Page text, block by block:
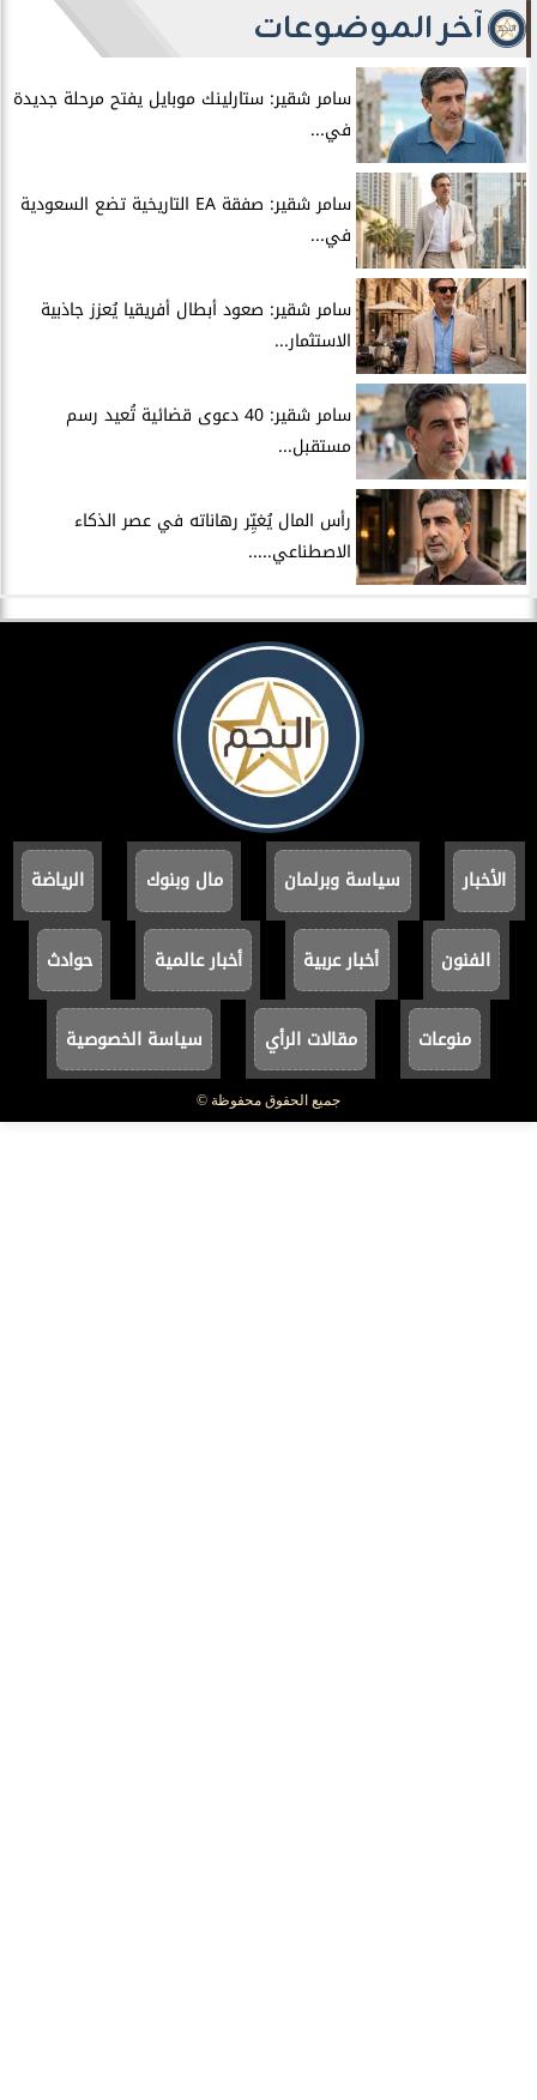
آخر الموضوعات
سامر شقير: ستارلينك موبايل يفتح مرحلة جديدة
في...
سامر شقير: صفقة EA التاريخية تضع السعودية
في...
سامر شقير: صعود أبطال أفريقيا يُعزز جاذبية
الاستثمار...
سامر شقير: 40 دعوى قضائية تُعيد رسم
مستقبل...
رأس المال يُغيِّر رهاناته في عصر الذكاء
الاصطناعي.....
الأخبار سياسة وبرلمان مال وبنوك الرياضة
الفنون أخبار عربية أخبار عالمية حوادث
منوعات مقالات الرأي سياسة الخصوصية
جميع الحقوق محفوظة ©